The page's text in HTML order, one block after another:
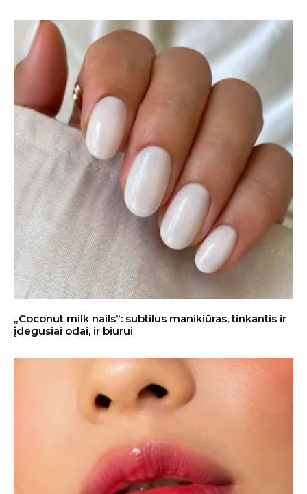
„Coconut milk nails“: subtilus manikiūras, tinkantis ir
įdegusiai odai, ir biurui